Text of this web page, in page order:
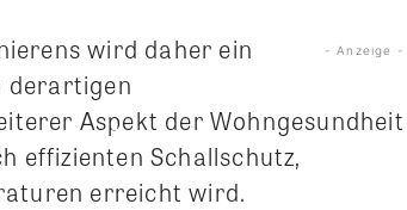
- Anzeige -
wird daher ein
derartigen
Aspekt der Wohngesundheit
effizienten Schallschutz,
erreicht wird.